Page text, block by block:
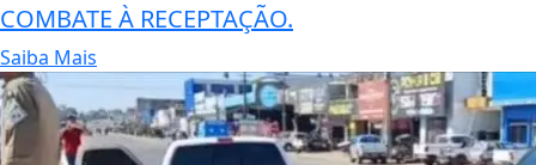
COMBATE À RECEPTAÇÃO.
Saiba Mais